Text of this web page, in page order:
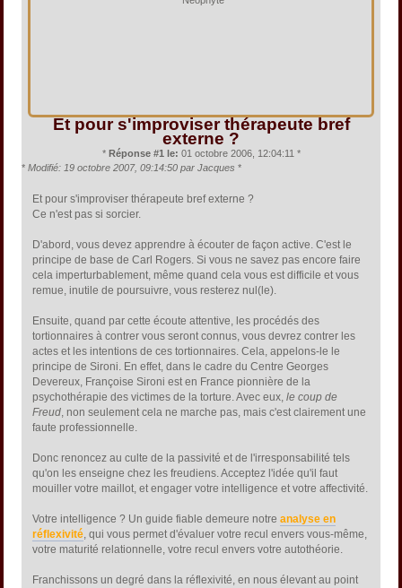
Et pour s'improviser thérapeute bref
externe ?
* Réponse #1 le: 01 octobre 2006, 12:04:11 *
* Modifié: 19 octobre 2007, 09:14:50 par Jacques *
Et pour s'improviser thérapeute bref externe ?
Ce n'est pas si sorcier.
D'abord, vous devez apprendre à écouter de façon active. C'est le
principe de base de Carl Rogers. Si vous ne savez pas encore faire
cela imperturbablement, même quand cela vous est difficile et vous
remue, inutile de poursuivre, vous resterez nul(le).
Ensuite, quand par cette écoute attentive, les procédés des
tortionnaires à contrer vous seront connus, vous devrez contrer les
actes et les intentions de ces tortionnaires. Cela, appelons-le le
principe de Sironi. En effet, dans le cadre du Centre Georges
Devereux, Françoise Sironi est en France pionnière de la
psychothérapie des victimes de la torture. Avec eux,le coup de
Freud, non seulement cela ne marche pas, mais c'est clairement une
faute professionnelle.
Donc renoncez au culte de la passivité et de l'irresponsabilité tels
qu'on les enseigne chez les freudiens. Acceptez l'idée qu'il faut
mouiller votre maillot, et engager votre intelligence et votre affectivité.
Votre intelligence ? Un guide fiable demeure notreanalyse en
réflexivité, qui vous permet d'évaluer votre recul envers vous-même,
votre maturité relationnelle, votre recul envers votre autothéorie.
Franchissons un degré dans la réflexivité, en nous élevant au point